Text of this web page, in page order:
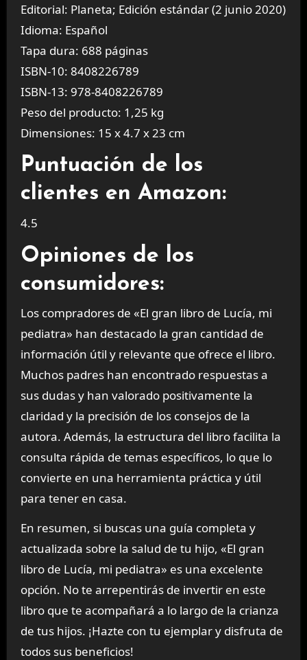
Editorial: Planeta; Edición estándar (2 junio 2020)
Idioma: Español
Tapa dura: 688 páginas
ISBN-10: 8408226789
ISBN-13: 978-8408226789
Peso del producto: 1,25 kg
Dimensiones: 15 x 4.7 x 23 cm
Puntuación de los
clientes en Amazon:
4.5
Opiniones de los
consumidores:
Los compradores de «El gran libro de Lucía, mi
pediatra» han destacado la gran cantidad de
información útil y relevante que ofrece el libro.
Muchos padres han encontrado respuestas a
sus dudas y han valorado positivamente la
claridad y la precisión de los consejos de la
autora. Además, la estructura del libro facilita la
consulta rápida de temas específicos, lo que lo
convierte en una herramienta práctica y útil
para tener en casa.
En resumen, si buscas una guía completa y
actualizada sobre la salud de tu hijo, «El gran
libro de Lucía, mi pediatra» es una excelente
opción. No te arrepentirás de invertir en este
libro que te acompañará a lo largo de la crianza
de tus hijos. ¡Hazte con tu ejemplar y disfruta de
todos sus beneficios!